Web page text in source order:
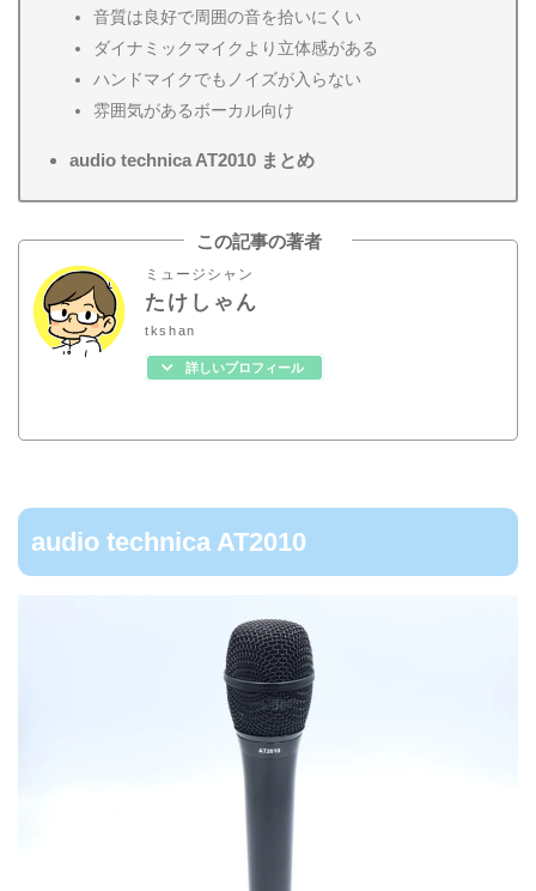
音質は良好で周囲の音を拾いにくい
ダイナミックマイクより立体感がある
ハンドマイクでもノイズが入らない
雰囲気があるボーカル向け
audio technica AT2010 まとめ
この記事の著者
ミュージシャン
たけしゃん
tkshan
詳しいプロフィール
audio technica AT2010